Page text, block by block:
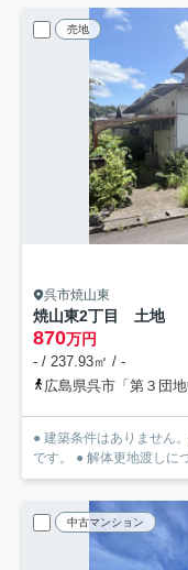
売地
呉市焼山東
焼山東2丁目 土地
870万円
- / 237.93㎡ / -
広島県呉市「第３団
● 建築条件はありません
です。 ● 解体更地渡しに
中古マンション